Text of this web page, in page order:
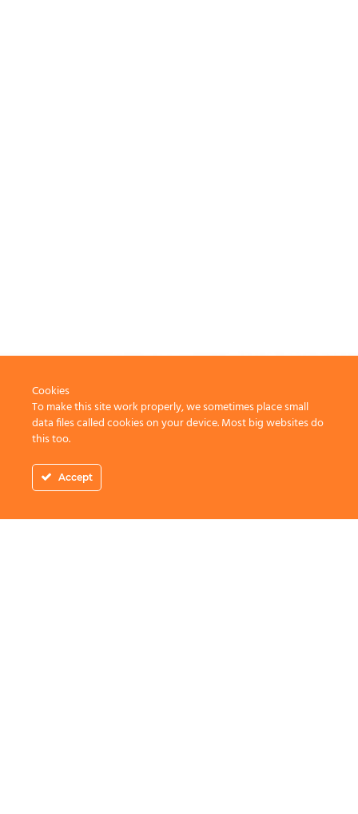
Cookies
To make this site work properly, we sometimes place small
data files called cookies on your device. Most big websites do
this too.
Accept